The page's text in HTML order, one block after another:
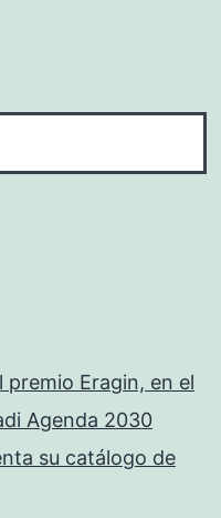
premio Eragin, en el
Agenda 2030
su catálogo de